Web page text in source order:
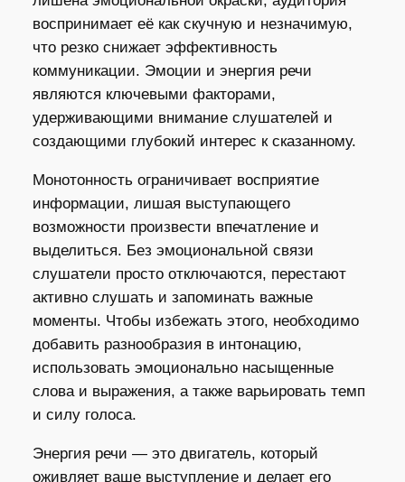
воспринимает её как скучную и незначимую,
что резко снижает эффективность
коммуникации. Эмоции и энергия речи
являются ключевыми факторами,
удерживающими внимание слушателей и
создающими глубокий интерес к сказанному.
Монотонность ограничивает восприятие
информации, лишая выступающего
возможности произвести впечатление и
выделиться. Без эмоциональной связи
слушатели просто отключаются, перестают
активно слушать и запоминать важные
моменты. Чтобы избежать этого, необходимо
добавить разнообразия в интонацию,
использовать эмоционально насыщенные
слова и выражения, а также варьировать темп
и силу голоса.
Энергия речи — это двигатель, который
оживляет ваше выступление и делает его